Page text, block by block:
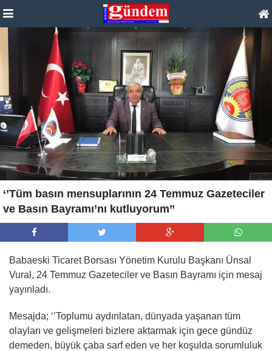
‘’Tüm basın mensuplarının 24 Temmuz Gazeteciler
ve Basın Bayramı’nı kutluyorum’’
Babaeski Ticaret Borsası Yönetim Kurulu Başkanı Ünsal
Vural, 24 Temmuz Gazeteciler ve Basın Bayramı için mesaj
yayınladı.
Mesajda; ‘’Toplumu aydınlatan, dünyada yaşanan tüm
olayları ve gelişmeleri bizlere aktarmak için gece gündüz
demeden, büyük çaba sarf eden ve her koşulda sorumluluk